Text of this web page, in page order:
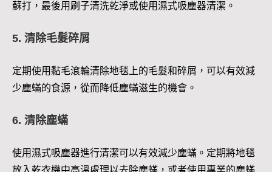
蘇打，最後用刷子清洗乾淨或使用濕式吸塵器清潔。
5. 清除毛髮碎屑
定期使用黏毛滾輪清除地毯上的毛髮和碎屑，可以有效減
少塵蟎的食源，從而降低塵蟎滋生的機會。
6. 清除塵蟎
使用濕式吸塵器進行清潔可以有效減少塵蟎。定期將地毯